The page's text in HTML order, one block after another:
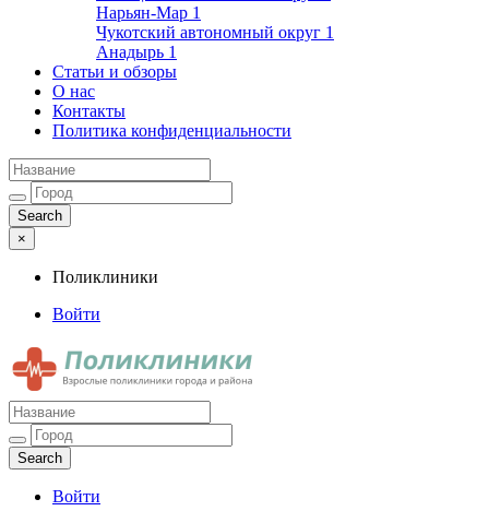
Нарьян-Мар 1
Чукотский автономный округ 1
Анадырь 1
Статьи и обзоры
О нас
Контакты
Политика конфиденциальности
×
Поликлиники
Войти
Поликлиники
Взрослые поликлиники города и района
Войти